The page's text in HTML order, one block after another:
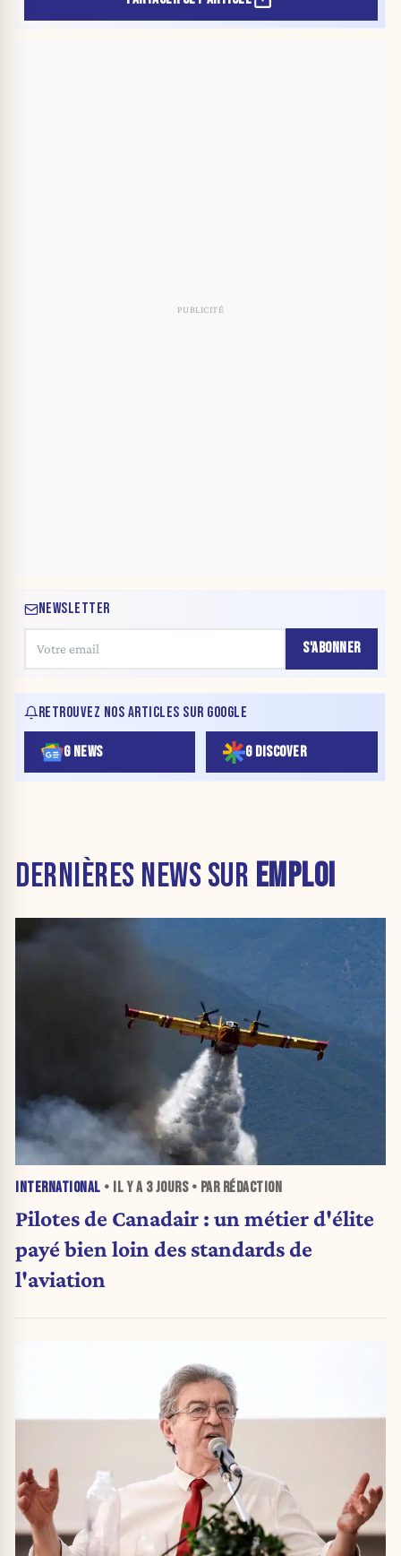
NEWSLETTER
S'ABONNER
RETROUVEZ NOS ARTICLES SUR GOOGLE
G NEWS G DISCOVER
DERNIÈRES NEWS SUR EMPLOI
INTERNATIONAL • IL Y A 3 JOURS• PAR RÉDACTION
Pilotes de Canadair : un métier d'élite
payé bien loin des standards de
l'aviation